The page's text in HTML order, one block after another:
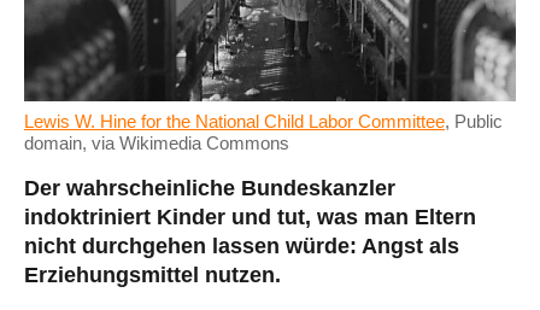
Lewis W. Hine for the National Child Labor Committee, Public
domain, via Wikimedia Commons
Der wahrscheinliche Bundeskanzler
indoktriniert Kinder und tut, was man Eltern
nicht durchgehen lassen würde: Angst als
Erziehungsmittel nutzen.